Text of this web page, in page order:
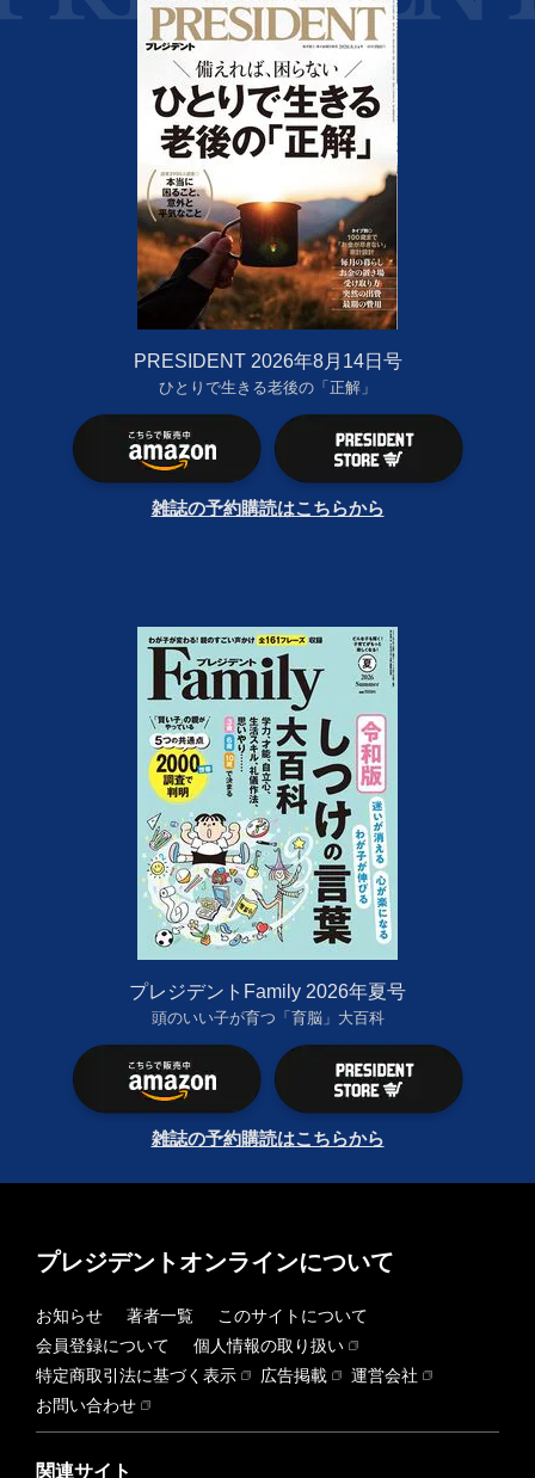
PRESIDENT 2026年8月14日号
ひとりで生きる老後の「正解」
雑誌の予約購読はこちらから
プレジデントFamily 2026年夏号
頭のいい子が育つ「育脳」大百科
雑誌の予約購読はこちらから
プレジデントオンラインについて
お知らせ 著者一覧
このサイトについて
会員登録について
個人情報の取り扱い
特定商取引法に基づく表示
広告掲載
運営会社
お問い合わせ
関連サイト